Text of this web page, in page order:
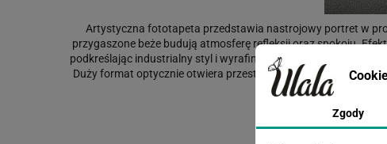
Artystyczna fototapeta przedstawia nastrojowy portret w
przygaszone beże budują atmosferę refleksji oraz spokoju.
podkreślając industrialny styl i wyrafinowany minimalizm. W
Duży format optycznie otwiera przestrzeń, tworząc elegancki
jakości druk na
Masz jakieśZgody